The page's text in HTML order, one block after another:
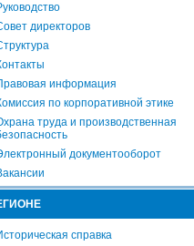
директоров
информация
по корпоративной этике
труда и производственная
документооборот
справка